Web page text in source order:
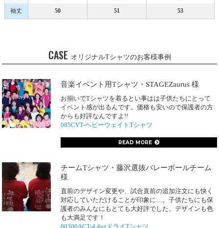
袖丈 50 51 53
CASE オリジナルTシャツのお客様事例
音楽イベント用Tシャツ・STAGEZaurus 様
お揃いでTシャツを着るとい事はは子供たちにとって
イベント感が出るんです。価格も安いので保護者の方
からも好評なんですよ!!
085CVT-ヘビーウェイトTシャツ
READ MORE
チームTシャツ・藤沢選抜バレーボールチーム
様
直前のデザイン変更や、試合直前の追加注文にも快く
対応していただけることが印象に…。子供たちにも保
護者のみんなにもとても大好評でした。デザインも色
も大満足です！
00300ACT-4.4ozドライTシャツ